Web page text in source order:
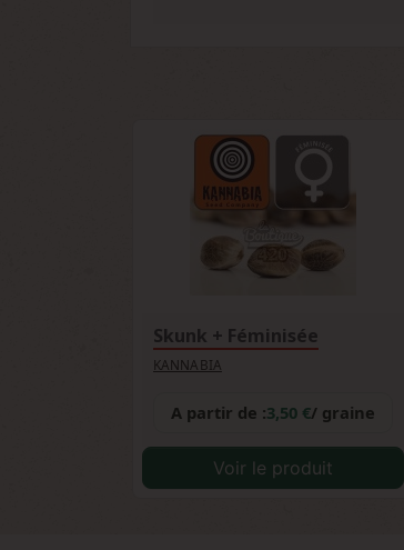
également d'obtenir des
Skunk + Féminisée
KANNABIA
A partir de :3,50 €/ graine
Voir le produit